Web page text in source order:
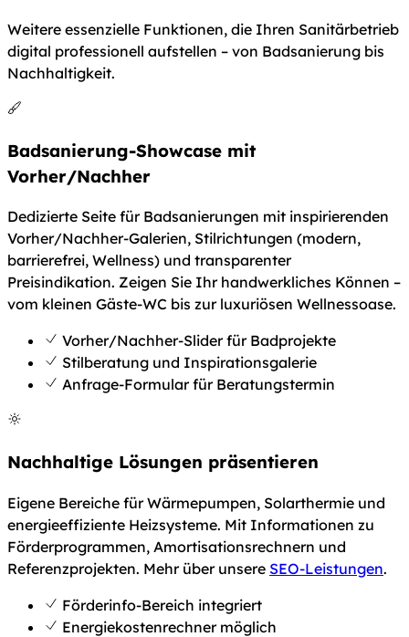
Weitere essenzielle Funktionen, die Ihren Sanitärbetrieb
digital professionell aufstellen – von Badsanierung bis
Nachhaltigkeit.
Badsanierung-Showcase mit
Vorher/Nachher
Dedizierte Seite für Badsanierungen mit inspirierenden
Vorher/Nachher-Galerien, Stilrichtungen (modern,
barrierefrei, Wellness) und transparenter
Preisindikation. Zeigen Sie Ihr handwerkliches Können –
vom kleinen Gäste-WC bis zur luxuriösen Wellnessoase.
Vorher/Nachher-Slider für Badprojekte
Stilberatung und Inspirationsgalerie
Anfrage-Formular für Beratungstermin
Nachhaltige Lösungen präsentieren
Eigene Bereiche für Wärmepumpen, Solarthermie und
energieeffiziente Heizsysteme. Mit Informationen zu
Förderprogrammen, Amortisationsrechnern und
Referenzprojekten. Mehr über unsere SEO-Leistungen.
Förderinfo-Bereich integriert
Energiekostenrechner möglich